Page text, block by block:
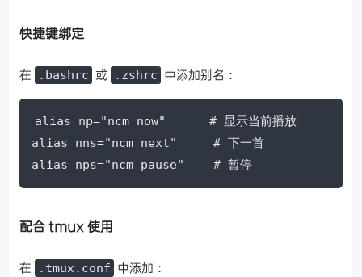
快捷键绑定
在 .bashrc 或 .zshrc 中添加别名：
alias np="ncm now"      # 显示当前播放
alias nns="ncm next"     # 下一首
alias nps="ncm pause"    # 暂停
配合 tmux 使用
在 .tmux.conf 中添加：